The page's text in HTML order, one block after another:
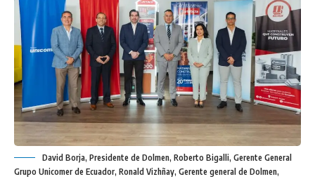
David Borja, Presidente de Dolmen, Roberto Bigalli, Gerente General
Grupo Unicomer de Ecuador, Ronald Vizhñay, Gerente general de Dolmen,